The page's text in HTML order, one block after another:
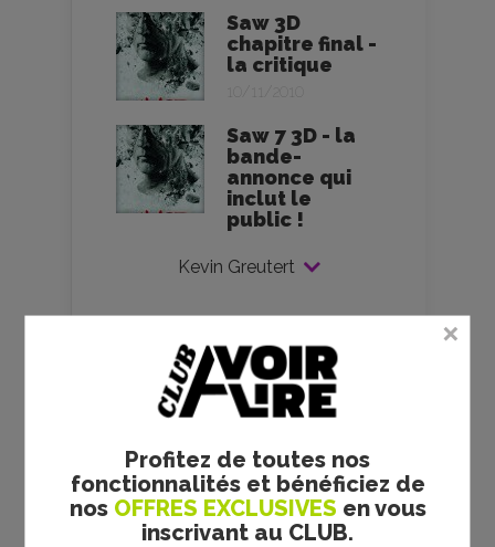
Profitez de toutes nos
fonctionnalités et bénéficiez de
nos OFFRES EXCLUSIVES en vous
inscrivant au CLUB.
Saw 3D
chapitre final -
la critique
Saw 7 3D - la
bande-
annonce qui
inclut le
public !
Kevin Greutert
VOS AVIS